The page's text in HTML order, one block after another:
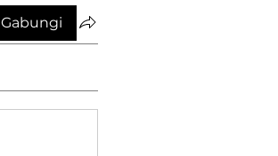
Gabungi